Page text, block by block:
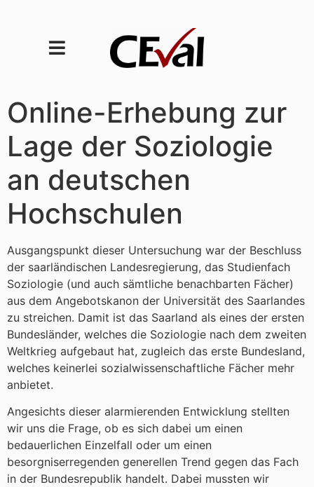
Online-Erhebung zur
Lage der Soziologie
an deutschen
Hochschulen
Ausgangspunkt dieser Untersuchung war der Beschluss
der saarländischen Landesregierung, das Studienfach
Soziologie (und auch sämtliche benachbarten Fächer)
aus dem Angebotskanon der Universität des Saarlandes
zu streichen. Damit ist das Saarland als eines der ersten
Bundesländer, welches die Soziologie nach dem zweiten
Weltkrieg aufgebaut hat, zugleich das erste Bundesland,
welches keinerlei sozialwissenschaftliche Fächer mehr
anbietet.
Angesichts dieser alarmierenden Entwicklung stellten
wir uns die Frage, ob es sich dabei um einen
bedauerlichen Einzelfall oder um einen
besorgniserregenden generellen Trend gegen das Fach
in der Bundesrepublik handelt. Dabei mussten wir